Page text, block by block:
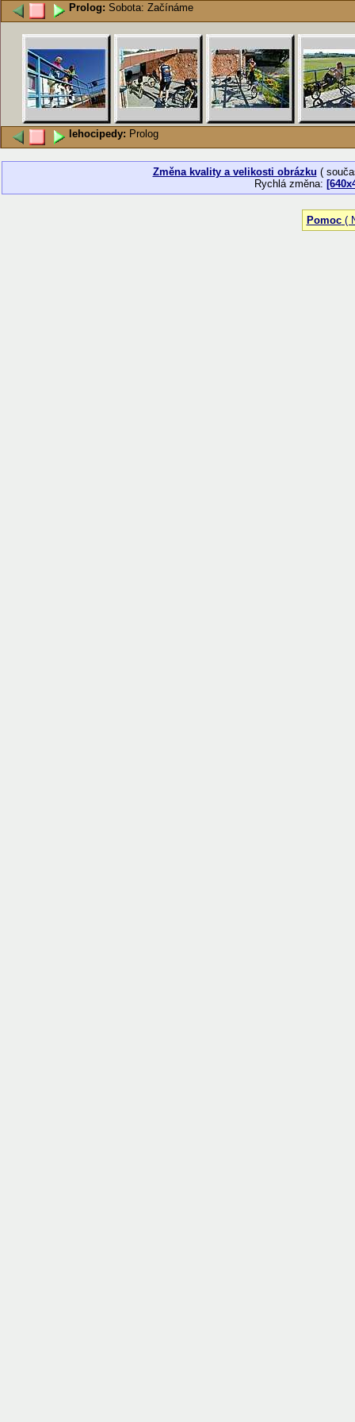
Prolog: Sobota: Začínáme
lehocipedy: Prolog
Změna kvality a velikosti obrázku (
Rychlá změna:
Pomoc(